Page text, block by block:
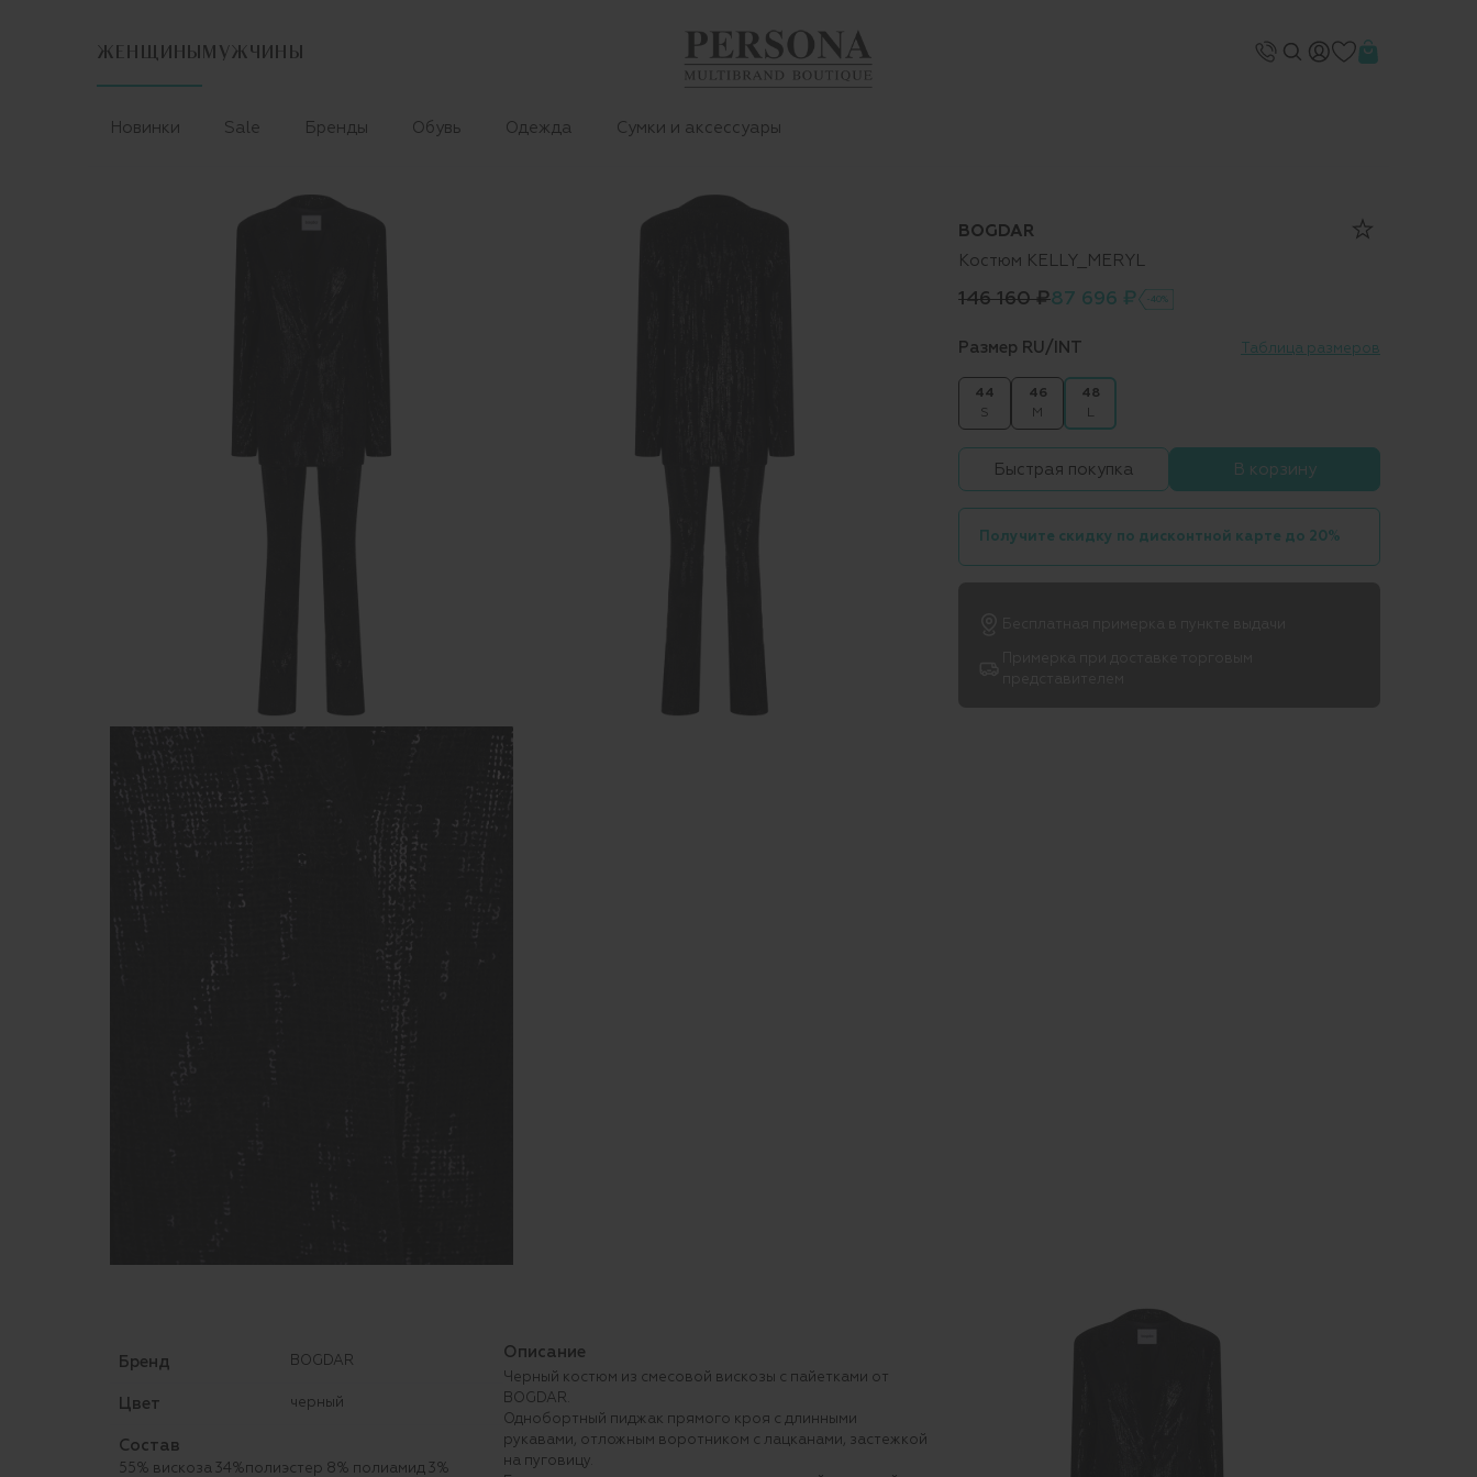
ЖЕНЩИНЫ МУЖЧИНЫ
Новинки Sale Бренды Обувь Одежда Сумки и аксессуары
BOGDAR
Костюм KELLY_MERYL
146 160 ₽87 696 ₽ -40%
Размер RU/INT Таблица размеров
44
S
46
M
48
L
Быстрая покупка В корзину
Получите скидку по дисконтной карте до 20%
Бренд BOGDAR
Цвет черный
Состав
55% вискоза 34%полиэстер 8% полиамид 3%
Описание
Черный костюм из смесовой вискозы с пайетками от
BOGDAR.
Однобортный пиджак прямого кроя с длинными
рукавами, отложным воротником с лацканами, застежкой
на пуговицу.